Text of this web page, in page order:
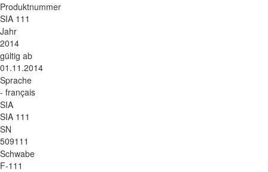
Produktnummer
SIA 111
Jahr
2014
gültig ab
01.11.2014
Sprache
- français
SIA
SIA 111
SN
509111
Schwabe
F-111